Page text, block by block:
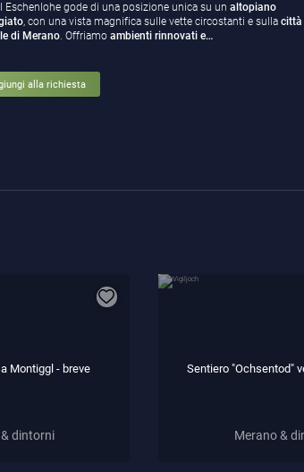
Eschenlohe gode di una posizione unica su un altopiano
, con una vista magnifica sulle vette circostanti e sulla città
di Merano. Offriamo ambienti rinnovati e…
alla richiesta
Montiggl - breve
dintorni
Sentiero "Ochsentod"
Merano &